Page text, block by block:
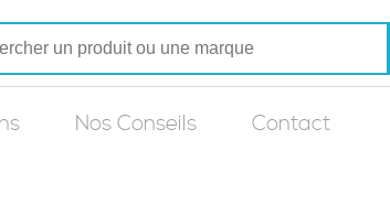
Nos Conseils Contact